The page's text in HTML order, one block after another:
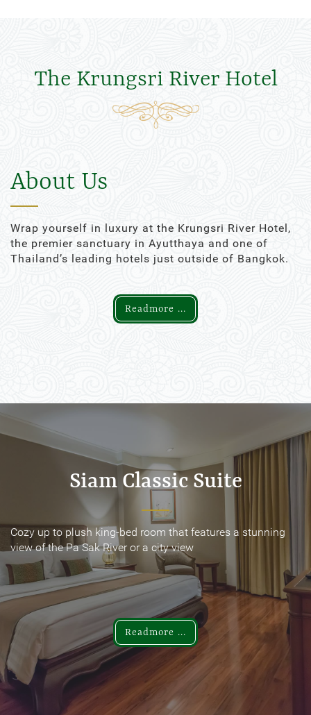
The Krungsri River Hotel
About Us
Wrap yourself in luxury at the Krungsri River Hotel,
the premier sanctuary in Ayutthaya and one of
Thailand’s leading hotels just outside of Bangkok.
Readmore ...
Siam Classic Suite
Cozy up to plush king-bed room that features a stunning
view of the Pa Sak River or a city view
Readmore ...
Siam Classic Suite
Cozy up to plush king-bed room that features a stunning
view of the Pa Sak River or a city view
Readmore ...